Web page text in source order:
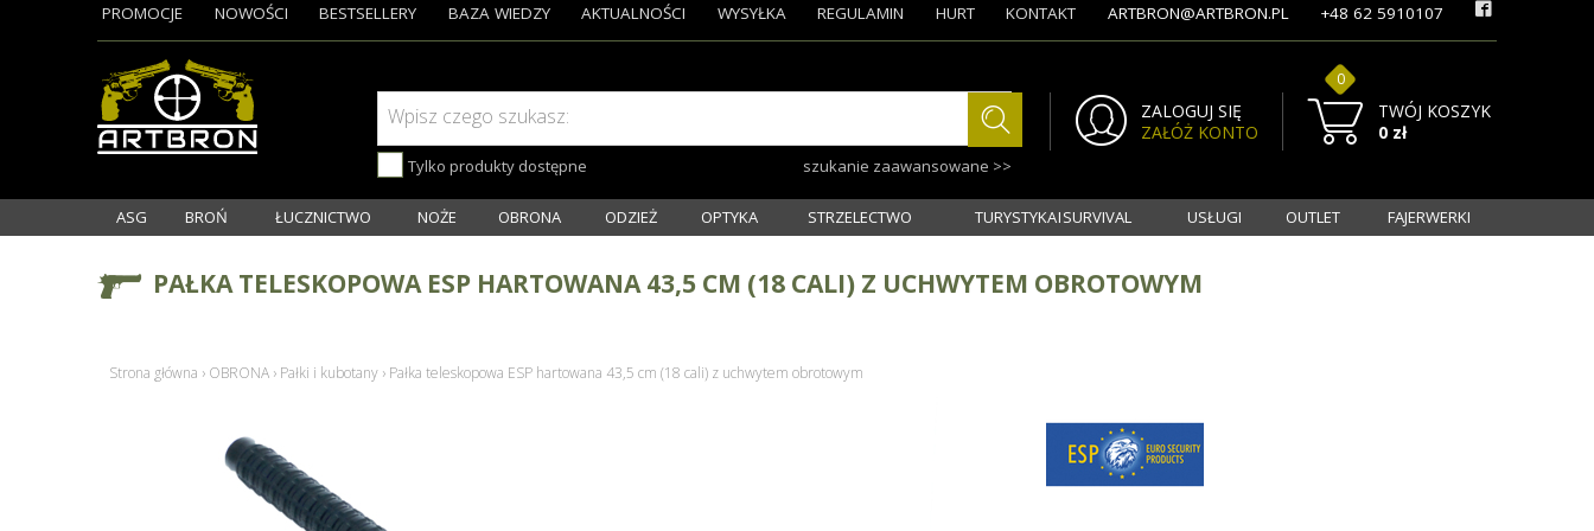
Wpisz czego szukasz:
Tylko produkty dostępne szukanie zaawansowane >>
ZALOGUJ SIĘ
ZAŁÓŻ KONTO
TWÓJ KOSZYK
0
0 zł
PROMOCJE NOWOŚCI BESTSELLERY BAZA WIEDZY AKTUALNOŚCI WYSYŁKA REGULAMIN HURT KONTAKT ARTBRON@ARTBRON.PL +48 62 5910107
ASG BROŃ ŁUCZNICTWO NOŻE OBRONA ODZIEŻ OPTYKA STRZELECTWO TURYSTYKA I SURVIVAL USŁUGI OUTLET FAJERWERKI
PAŁKA TELESKOPOWA ESP HARTOWANA 43,5 CM (18 CALI) Z UCHWYTEM OBROTOWYM
Strona główna › OBRONA › Pałki i kubotany › Pałka teleskopowa ESP hartowana 43,5 cm (18 cali) z uchwytem obrotowym